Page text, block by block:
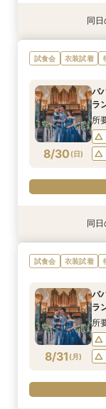
衣装試着
8/29(土)
【
特典あり
8/29(土)
【
ト
衣装試着
8/29(土)
卒
衣装試着
8/29(土)
【
出
同日
試食会 衣装試着
8/30 (日)
パ
ラ
所
衣装試着
8/30(日)
【
特典あり
8/30(日)
【
ト
衣装試着
8/30(日)
卒
衣装試着
8/30(日)
【
出
同日
試食会 衣装試着
8/31 (月)
パ
ラ
所